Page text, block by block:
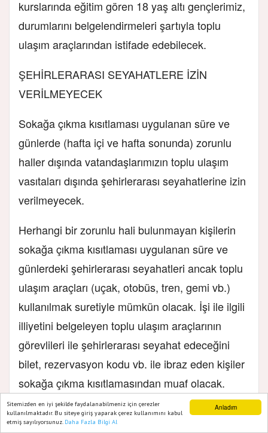
Anladım
Sitemizden en iyi şekilde faydalanabilmeniz için çerezler
kullanılmaktadır. Bu siteye giriş yaparak çerez kullanımını kabul
etmiş sayılıyorsunuz. Daha Fazla Bilgi Al
kurslarında eğitim gören 18 yaş altı gençlerimiz,
durumlarını belgelendirmeleri şartıyla toplu
ulaşım araçlarından istifade edebilecek.
ŞEHİRLERARASI SEYAHATLERE İZİN
VERİLMEYECEK
Sokağa çıkma kısıtlaması uygulanan süre ve
günlerde (hafta içi ve hafta sonunda) zorunlu
haller dışında vatandaşlarımızın toplu ulaşım
vasıtaları dışında şehirlerarası seyahatlerine izin
verilmeyecek.
Herhangi bir zorunlu hali bulunmayan kişilerin
sokağa çıkma kısıtlaması uygulanan süre ve
günlerdeki şehirlerarası seyahatleri ancak toplu
ulaşım araçları (uçak, otobüs, tren, gemi vb.)
kullanılmak suretiyle mümkün olacak. İşi ile ilgili
illiyetini belgeleyen toplu ulaşım araçlarının
görevlileri ile şehirlerarası seyahat edeceğini
bilet, rezervasyon kodu vb. ile ibraz eden kişiler
sokağa çıkma kısıtlamasından muaf olacak.
Zorunlu Haller Sayılacak Durumlar;
Ana Sayfa Web TV